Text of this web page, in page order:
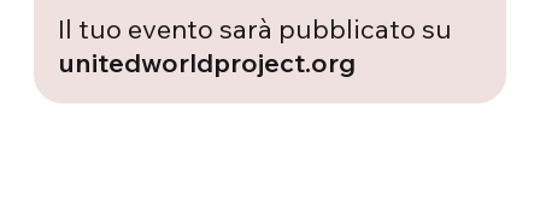
Il tuo evento sarà pubblicato su
unitedworldproject.org